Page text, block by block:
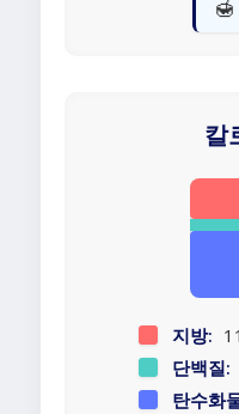
🍯
칼
지방:
단백질:
탄수화